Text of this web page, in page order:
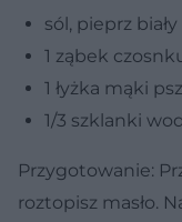
sól, pieprz
1 ząbek
1 łyżka mąki
1/3 szklanki
Przygotowanie:
roztopisz masło.